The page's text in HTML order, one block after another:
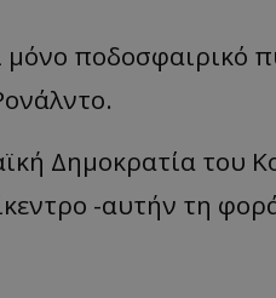
ποδοσφαιρικό
Δημοκρατία του
-αυτήν τη